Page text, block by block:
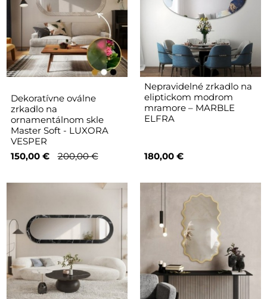
Dekoratívne oválne
zrkadlo na
ornamentálnom skle
Master Soft - LUXORA
VESPER
150,00 €
200,00 €
Nepravidelné zrkadlo na
eliptickom modrom
mramore – MARBLE
ELFRA
180,00 €